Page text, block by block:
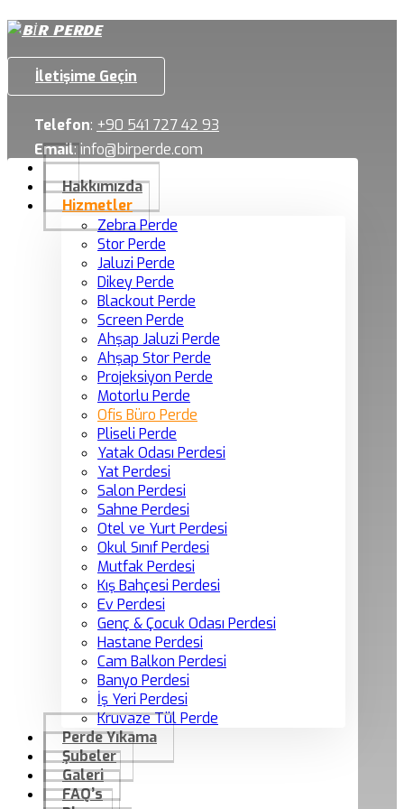
İletişime Geçin
Telefon: +90 541 727 42 93
Email:info@birperde.com
Hakkımızda
Hizmetler
Zebra Perde
Stor Perde
Jaluzi Perde
Dikey Perde
Blackout Perde
Screen Perde
Ahşap Jaluzi Perde
Ahşap Stor Perde
Projeksiyon Perde
Motorlu Perde
Ofis Büro Perde
Pliseli Perde
Yatak Odası Perdesi
Yat Perdesi
Salon Perdesi
Sahne Perdesi
Otel ve Yurt Perdesi
Okul Sınıf Perdesi
Mutfak Perdesi
Kış Bahçesi Perdesi
Ev Perdesi
Genç & Çocuk Odası Perdesi
Hastane Perdesi
Cam Balkon Perdesi
Banyo Perdesi
İş Yeri Perdesi
Kruvaze Tül Perde
Perde Yıkama
Şubeler
Galeri
FAQ’s